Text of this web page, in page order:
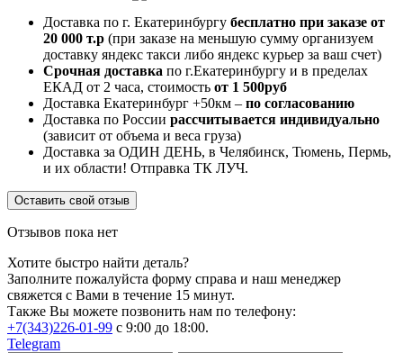
Доставка по г. Екатеринбургу бесплатно при заказе от
20 000 т.р (при заказе на меньшую сумму организуем
доставку яндекс такси либо яндекс курьер за ваш счет)
Срочная доставка по г.Екатеринбургу и в пределах
ЕКАД от 2 часа, стоимость от 1 500руб
Доставка Екатеринбург +50км – по согласованию
Доставка по России рассчитывается индивидуально
(зависит от объема и веса груза)
Доставка за ОДИН ДЕНЬ, в Челябинск, Тюмень, Пермь,
и их области! Отправка ТК ЛУЧ.
Оставить свой отзыв
Отзывов пока нет
Хотите быстро найти деталь?
Заполните пожалуйста форму справа и наш менеджер
свяжется с Вами в течение 15 минут.
Также Вы можете позвонить нам по телефону:
+7(343)226-01-99 с 9:00 до 18:00.
Telegram